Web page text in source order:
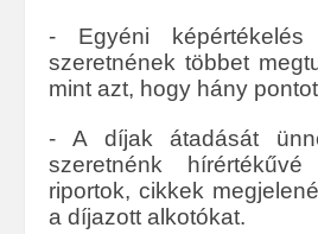
- Egyéni képértékelés
szeretnének többet
mint azt, hogy hány
- A díjak átadását
szeretnénk
riportok, cikkek
a díjazott alkotókat.